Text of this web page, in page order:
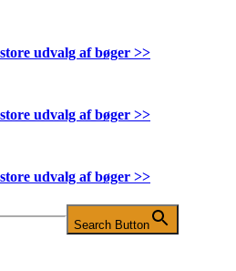
udvalg af bøger >>
udvalg af bøger >>
udvalg af bøger >>
Search Button